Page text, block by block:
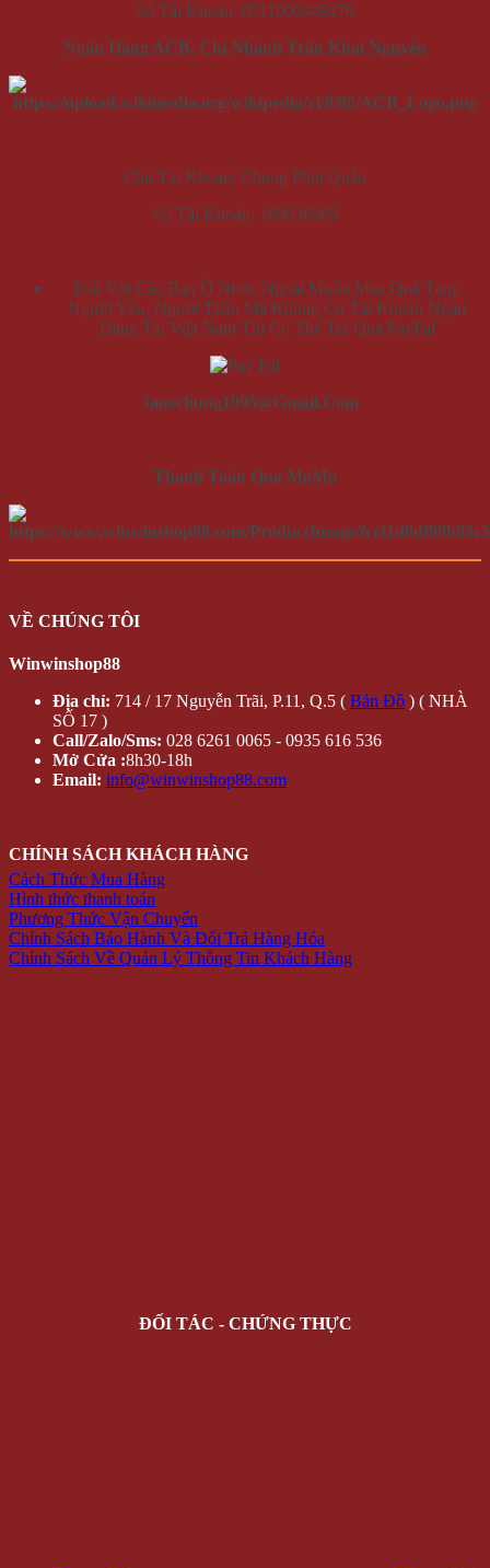
Số Tài Khoản: 0511000449476
Ngân Hàng ACB, Chi Nhánh Trần Khai Nguyên
Chủ Tài Khoản: Chung Phối Quân
Số Tài Khoản: 169036969
Đối Với Các Bạn Ở Nước Ngoài Muốn Mua Quà Tặng
Người Yêu, Người Thân Mà Không Có Tài Khoản Ngân
Hàng Tại Việt Nam Thì Có Thể Trả Qua PayPal
Janechung1995@Gmail.Com
Thanh Toán Qua MoMo
VỀ CHÚNG TÔI
Winwinshop88
Địa chỉ: 714 / 17 Nguyễn Trãi, P.11, Q.5 ( Bản Đồ ) ( NHÀ
SỐ 17 )
Call/Zalo/Sms: 028 6261 0065 - 0935 616 536
Mở Cửa :8h30-18h
Email: info@winwinshop88.com
CHÍNH SÁCH KHÁCH HÀNG
Cách Thức Mua Hàng
Hình thức thanh toán
Phương Thức Vận Chuyển
Chính Sách Bảo Hành Và Đổi Trả Hàng Hóa
Chính Sách Về Quản Lý Thông Tin Khách Hàng
ĐỐI TÁC - CHỨNG THỰC